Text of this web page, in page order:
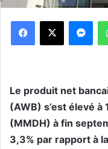
Le produit net
(AWB) s’est élevé
(MMDH) à fin
3,3% par rapport à